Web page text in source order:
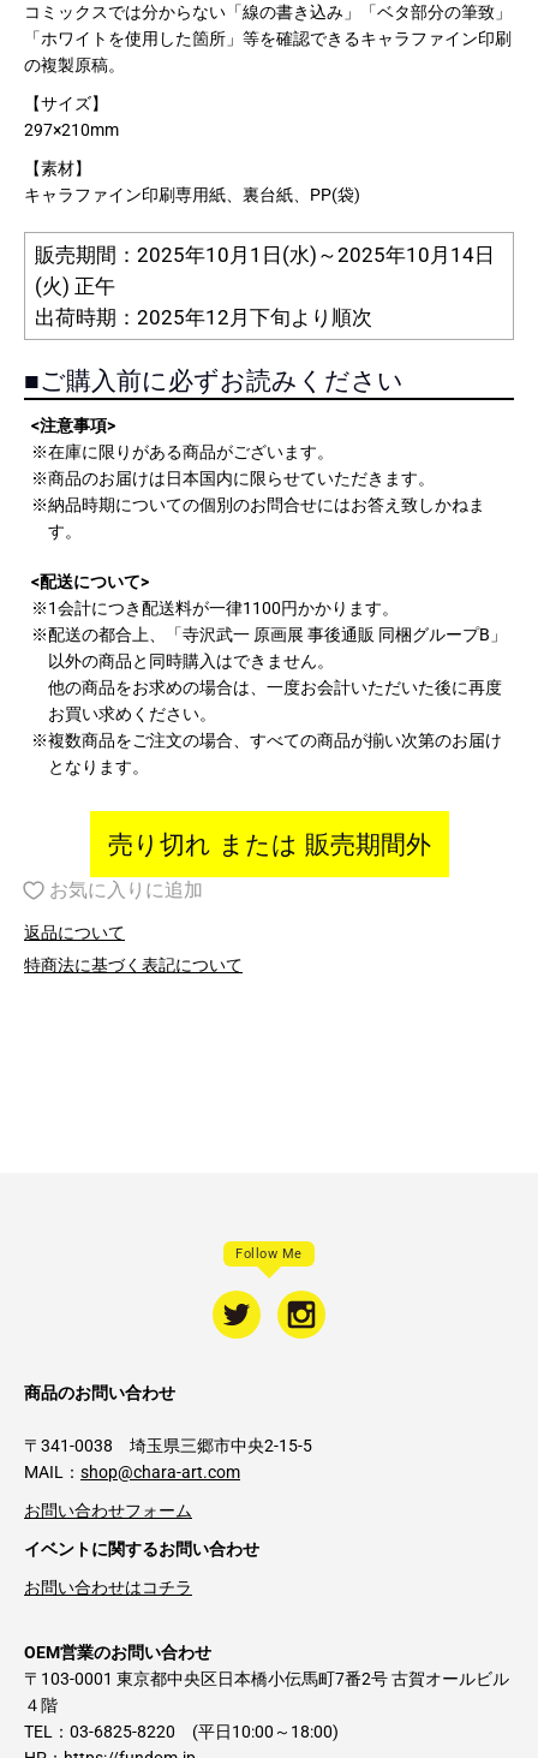
コミックスでは分からない「線の書き込み」「ベタ部分の筆致」
「ホワイトを使用した箇所」等を確認できるキャラファイン印刷
の複製原稿。
【サイズ】
297×210mm
【素材】
キャラファイン印刷専用紙、裏台紙、PP(袋)
販売期間：2025年10月1日(水)～2025年10月14日
(火) 正午
出荷時期：2025年12月下旬より順次
■ご購入前に必ずお読みください
<注意事項>
※在庫に限りがある商品がございます。
※商品のお届けは日本国内に限らせていただきます。
※納品時期についての個別のお問合せにはお答え致しかねま
す。
<配送について>
※1会計につき配送料が一律1100円かかります。
※配送の都合上、「寺沢武一 原画展 事後通販 同梱グループB」
以外の商品と同時購入はできません。
他の商品をお求めの場合は、一度お会計いただいた後に再度
お買い求めください。
※複数商品をご注文の場合、すべての商品が揃い次第のお届け
となります。
売り切れ または 販売期間外
お気に入りに追加
返品について
特商法に基づく表記について
Follow Me
商品のお問い合わせ
〒341-0038 埼玉県三郷市中央2-15-5
MAIL： shop@chara-art.com
お問い合わせフォーム
イベントに関するお問い合わせ
お問い合わせはコチラ
OEM営業のお問い合わせ
〒103-0001 東京都中央区日本橋小伝馬町7番2号 古賀オールビル
４階
TEL：03-6825-8220 (平日10:00～18:00)